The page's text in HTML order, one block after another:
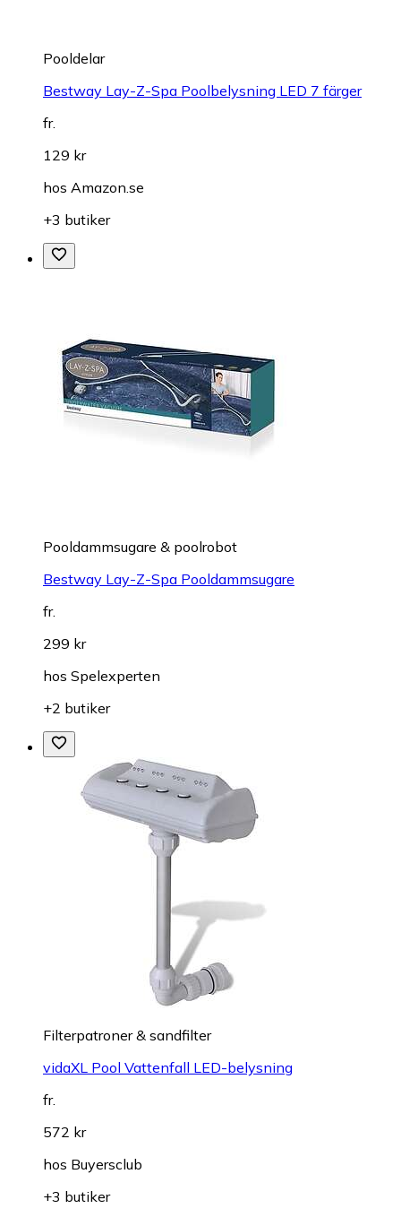
Pooldelar
Bestway Lay-Z-Spa Poolbelysning LED 7 färger
fr.
129 kr
hos Amazon.se
+3 butiker
Pooldammsugare & poolrobot
Bestway Lay-Z-Spa Pooldammsugare
fr.
299 kr
hos Spelexperten
+2 butiker
Filterpatroner & sandfilter
vidaXL Pool Vattenfall LED-belysning
fr.
572 kr
hos Buyersclub
+3 butiker